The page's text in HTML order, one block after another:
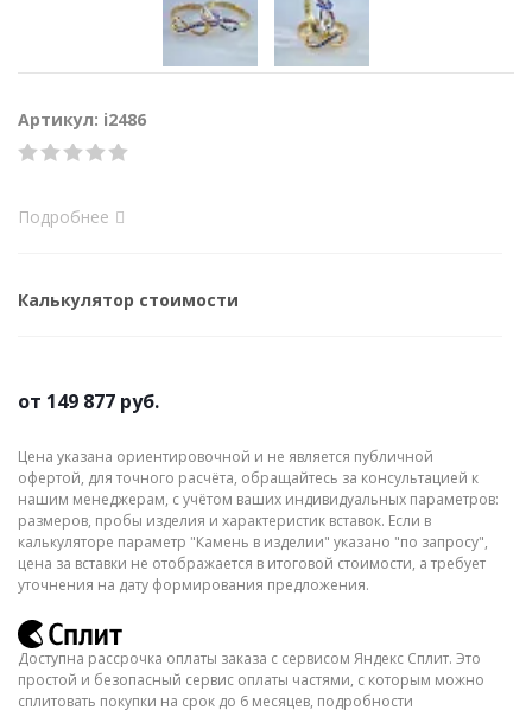
Артикул: i2486
Подробнее
Калькулятор стоимости
от 149 877 руб.
Цена указана ориентировочной и не является публичной
офертой, для точного расчёта, обращайтесь за консультацией к
нашим менеджерам, с учётом ваших индивидуальных параметров:
размеров, пробы изделия и характеристик вставок. Если в
калькуляторе параметр "Камень в изделии" указано "по запросу",
цена за вставки не отображается в итоговой стоимости, а требует
уточнения на дату формирования предложения.
Доступна рассрочка оплаты заказа с сервисом Яндекс Сплит. Это
простой и безопасный сервис оплаты частями, с которым можно
сплитовать покупки на срок до 6 месяцев, подробности